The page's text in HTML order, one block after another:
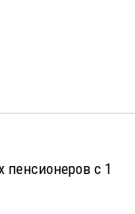
пенсионеров с 1